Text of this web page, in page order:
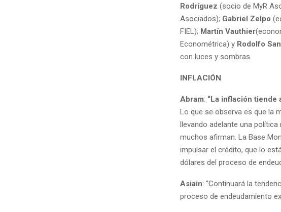
Rodríguez (socio de MyR
Asociados); Gabriel Zelpo
FIEL); Martín Vauthier
Econométrica) y Rodolfo
con luces y sombras.
INFLACIÓN
Abram: “La inflación tiende
Lo que se observa es que la
llevando adelante una
muchos afirman. La Base
impulsar el crédito, que lo
dólares del proceso de
Asiain: “Continuará la
proceso de endeudamiento